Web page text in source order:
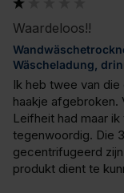
Waardeloos!!
Wäscheladung,
Ik heb twee van
haakje afgebroken.
Leifheit had maar
tegenwoordig. Die
gecentrifugeerd
produkt dient te